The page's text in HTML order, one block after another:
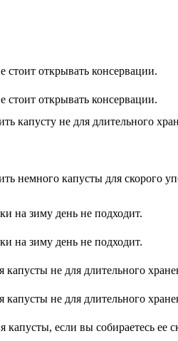
открывать консервации.
открывать консервации.
не для длительного
капусты для скорого
на зиму день не подходит.
на зиму день не подходит.
не для длительного
не для длительного
если вы собираетесь ее